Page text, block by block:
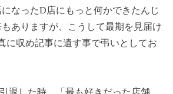
なったD店にもっと何かできたんじ
ありますが、こうして最期を見届け
に収め記事に遺す事で弔いとしてお